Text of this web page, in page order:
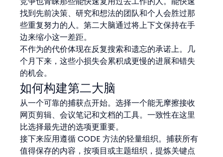
找到先前决策、研究和想法的团队和个人会胜过那
些重复努力的人。第二大脑通过将上下文保持在手
边来缩小这一差距。
不作为的代价体现在反复搜索和遗忘的承诺上。几
个月下来，这些小损失会累积成更慢的进展和错失
的机会。
如何构建第二大脑
从一个可靠的捕获点开始。选择一个能无摩擦接收
网页剪辑、会议笔记和文档的工具。一致性在这里
比选择最先进的选项更重要。
接下来应用遵循 CODE 方法的轻量组织。捕获所有
值得保存的内容，按项目或主题组织，提炼关键点